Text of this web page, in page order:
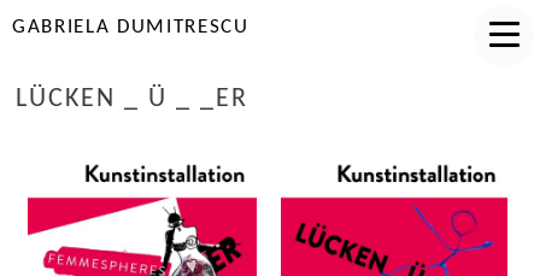
GABRIELA DUMITRESCU
LÜCKEN _ Ü _ _ER